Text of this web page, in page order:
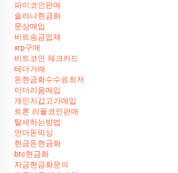
파이코인판매
솔라나현금화
문상매입
비트송금업체
xrp구매
비트코인 체크카드
테더거래
돈현금화수수료최저
이더리움매입
개인지갑고가매입
트론 리플코인판매
탈세하는방법
언더돈믹싱
현금돈현금화
btc현금화
자금현금화문의